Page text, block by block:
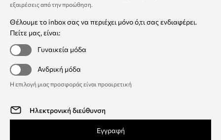
εξαιρέσεις από την προώθηση.
Θέλουμε το inbox σας να περιέχει μόνο ό,τι σας ενδιαφέρει.
Πείτε μας, είναι:
Γυναικεία μόδα
Ανδρική μόδα
Η επιλογή μιας προσφοράς είναι προαιρετική
Εγγραφή